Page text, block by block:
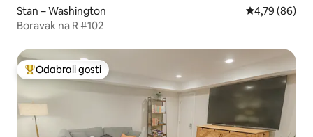
Stan – Washington Prosječna
4,79 (86)
Boravak na R #102
Među najviše rangiranima s oznakom „Odabrali gosti”
Odabrali gosti